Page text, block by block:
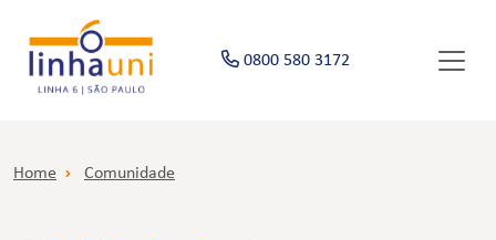
0800 580 3172
Home Comunidade